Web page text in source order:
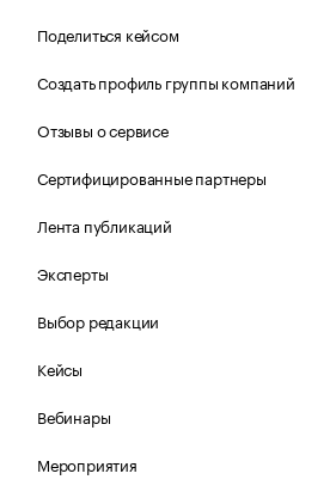
Поделиться кейсом
Создать профиль группы компаний
Отзывы о сервисе
Сертифицированные партнеры
Лента публикаций
Эксперты
Выбор редакции
Кейсы
Вебинары
Мероприятия